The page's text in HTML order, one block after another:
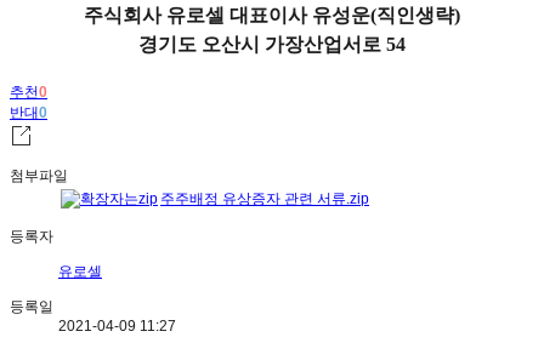
주식회사 유로셀 대표이사 유성운(직인생략)
경기도 오산시 가장산업서로 54
추천0
반대0
첨부파일
주주배정 유상증자 관련 서류.zip
등록자
유로셀
등록일
2021-04-09 11:27